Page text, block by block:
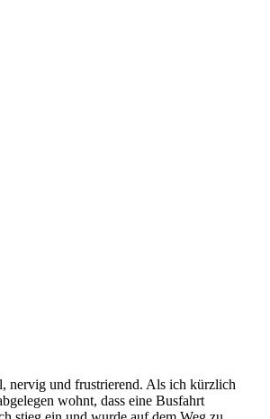
nervig und frustrierend. Als ich kürzlich
wohnt, dass eine Busfahrt